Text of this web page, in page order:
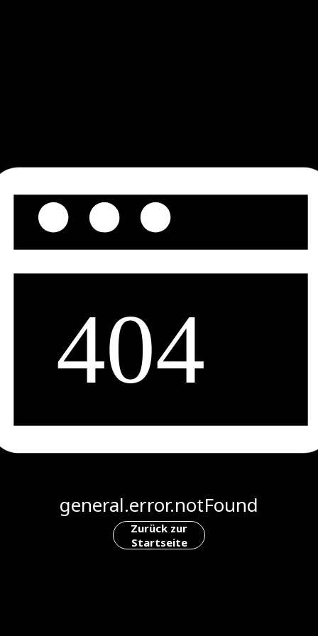
general.error.notFound
Zurück zur
Startseite